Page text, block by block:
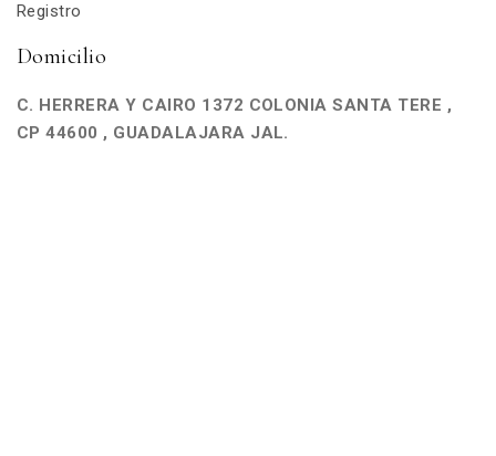
Registro
Domicilio
C. HERRERA Y CAIRO 1372 COLONIA SANTA TERE ,
CP 44600 , GUADALAJARA JAL.